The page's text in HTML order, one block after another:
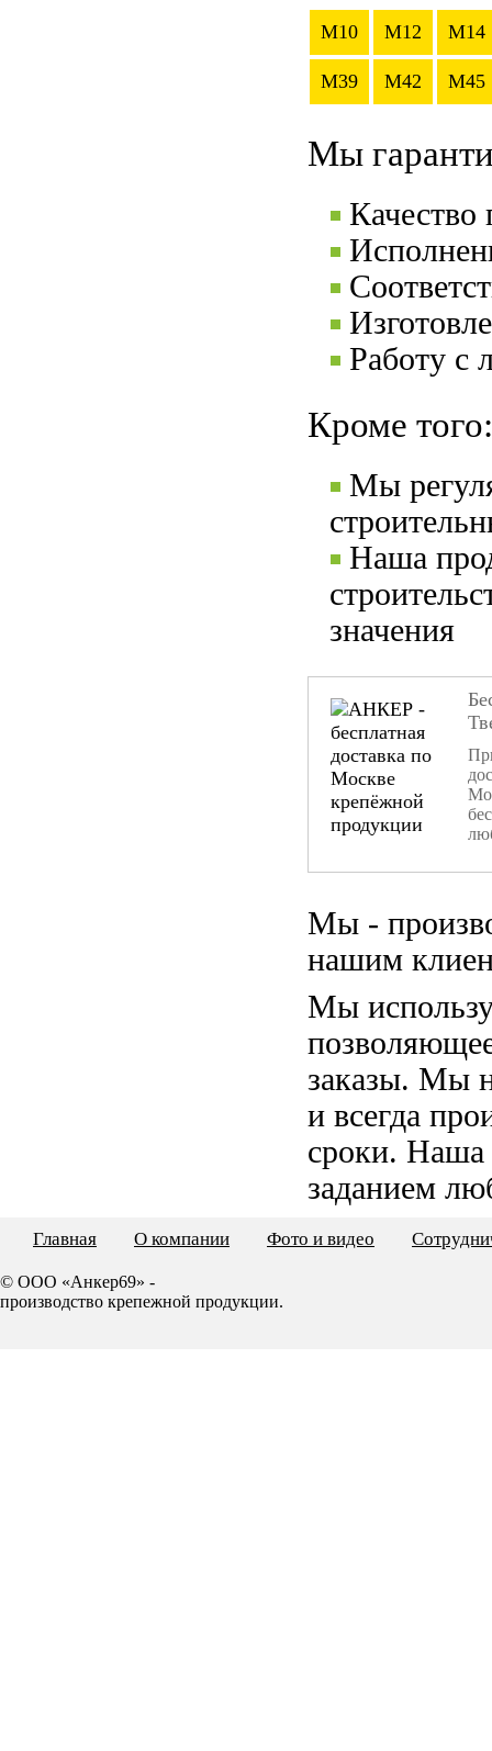
M10 M12 M14
M39 M42 M45
Мы
Качество
Работу с
Кроме того:
Мы
Наша
значения
Мы -
нашим
Мы
заказы. Мы
и всегда
сроки. Наша
заданием
Главная О компании Фото и видео
© ООО «Анкер69» -
производство крепежной продукции.